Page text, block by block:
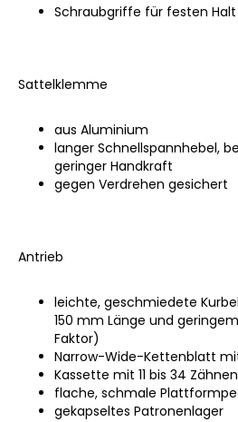
Schraubgriffe für festen
Sattelklemme
aus Aluminium
langer Schnellspannhebel,
geringer Handkraft
gegen Verdrehen gesichert
Antrieb
leichte, geschmiedete
150 mm Länge und
Faktor)
Narrow-Wide-Kettenblatt
Kassette mit 11 bis 34 Zähnen
flache, schmale
gekapseltes Patronenlager